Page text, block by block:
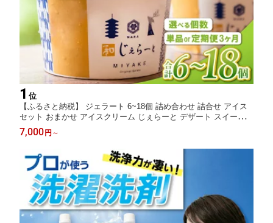
1 位
【ふるさと納税】 ジェラート 6~18個 詰め合わせ 詰合せ アイス
セット おまかせ アイスクリーム じぇらーと デザート スイーツ
シャーべット ふるさと納税ジェラート ふるさと納税アイス ふる
さと納税スイーツ ギフト 贈り物 プレゼント 素材 奈良県 奈良市
7,000円 ～